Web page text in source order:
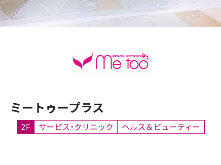
ミートゥープラス
2F サービス・クリニック ヘルス＆ビューティー